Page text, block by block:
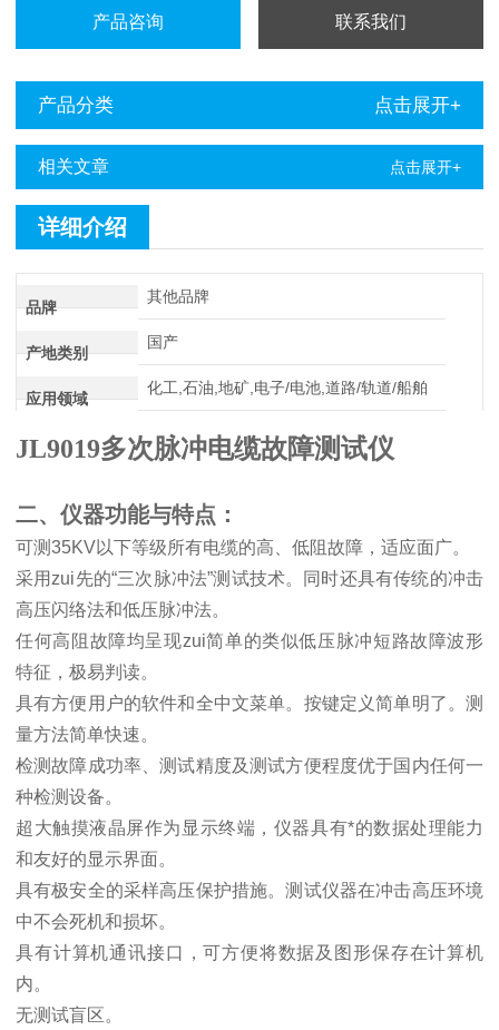
产品咨询 联系我们
产品分类 点击展开+
相关文章 点击展开+
详细介绍
品牌
其他品牌
产地类别
国产
应用领域
化工,石油,地矿,电子/电池,道路/轨道/船舶
JL9019多次脉冲电缆故障测试仪
二、仪器功能与特点：
可测35KV以下等级所有电缆的高、低阻故障，适应面广。
采用zui先的“三次脉冲法”测试技术。同时还具有传统的冲击
高压闪络法和低压脉冲法。
任何高阻故障均呈现zui简单的类似低压脉冲短路故障波形
特征，极易判读。
具有方便用户的软件和全中文菜单。按键定义简单明了。测
量方法简单快速。
检测故障成功率、测试精度及测试方便程度优于国内任何一
种检测设备。
超大触摸液晶屏作为显示终端，仪器具有*的数据处理能力
和友好的显示界面。
具有极安全的采样高压保护措施。测试仪器在冲击高压环境
中不会死机和损坏。
具有计算机通讯接口，可方便将数据及图形保存在计算机
内。
无测试盲区。